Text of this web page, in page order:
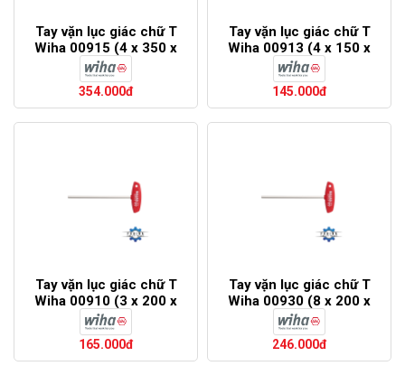
Tay vặn lục giác chữ T
Wiha 00915 (4 x 350 x
382)
354.000đ
Tay vặn lục giác chữ T
Wiha 00913 (4 x 150 x
176)
145.000đ
Tay vặn lục giác chữ T
Wiha 00910 (3 x 200 x
226)
165.000đ
Tay vặn lục giác chữ T
Wiha 00930 (8 x 200 x
232)
246.000đ